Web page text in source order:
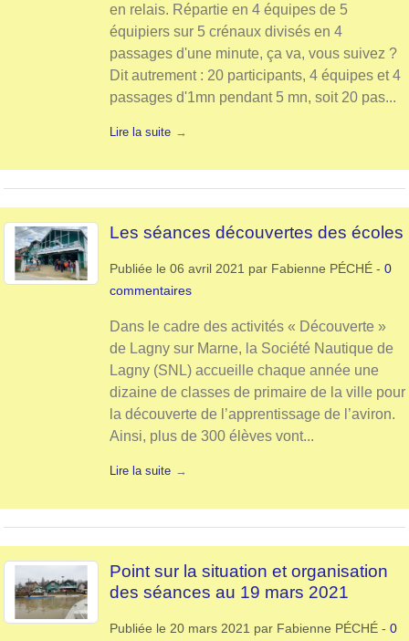
en relais. Répartie en 4 équipes de 5
équipiers sur 5 crénaux divisés en 4
passages d'une minute, ça va, vous suivez ?
Dit autrement : 20 participants, 4 équipes et 4
passages d'1mn pendant 5 mn, soit 20 pas...
Lire la suite
Les séances découvertes des écoles
Publiée le 06 avril 2021 par Fabienne PÉCHÉ - 0
commentaires
Dans le cadre des activités « Découverte »
de Lagny sur Marne, la Société Nautique de
Lagny (SNL) accueille chaque année une
dizaine de classes de primaire de la ville pour
la découverte de l’apprentissage de l’aviron.
Ainsi, plus de 300 élèves vont...
Lire la suite
Point sur la situation et organisation
des séances au 19 mars 2021
Publiée le 20 mars 2021 par Fabienne PÉCHÉ - 0